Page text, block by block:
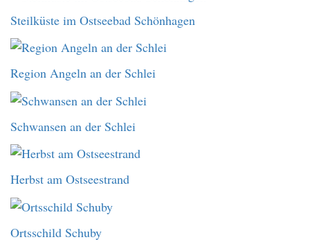
Steilküste im Ostseebad Schönhagen
Region Angeln an der Schlei
Schwansen an der Schlei
Herbst am Ostseestrand
Ortsschild Schuby